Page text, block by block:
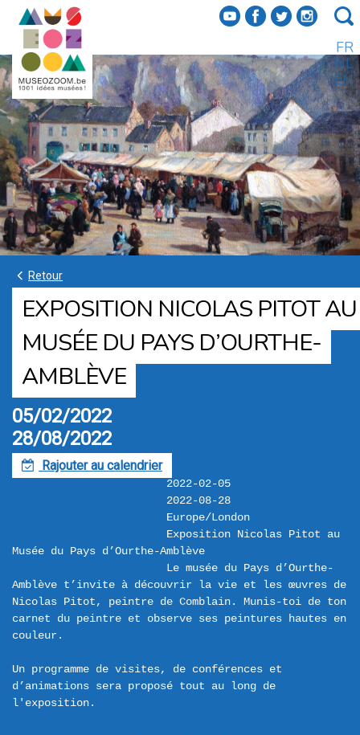
f a b e
FR
NL
EN
k Retour
EXPOSITION NICOLAS PITOT AU
MUSÉE DU PAYS D’OURTHE-
AMBLÈVE
05/02/2022
28/08/2022
F Rajouter au calendrier
2022-02-05
2022-08-28
Europe/London
Exposition Nicolas Pitot au
Musée du Pays d’Ourthe-Amblève
Le musée du Pays d’Ourthe-
Amblève t’invite à découvrir la vie et les œuvres de
Nicolas Pitot, peintre de Comblain. Munis-toi de ton
carnet du peintre et observe ses peintures hautes en
couleur.
Un programme de visites, de conférences et
d’animations sera proposé tout au long de